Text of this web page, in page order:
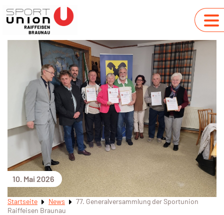
10. Mai 2026
Startseite News
77. Generalversammlung der Sportunion
Raiffeisen Braunau